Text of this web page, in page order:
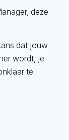
deze
dat jouw
wordt, je
te